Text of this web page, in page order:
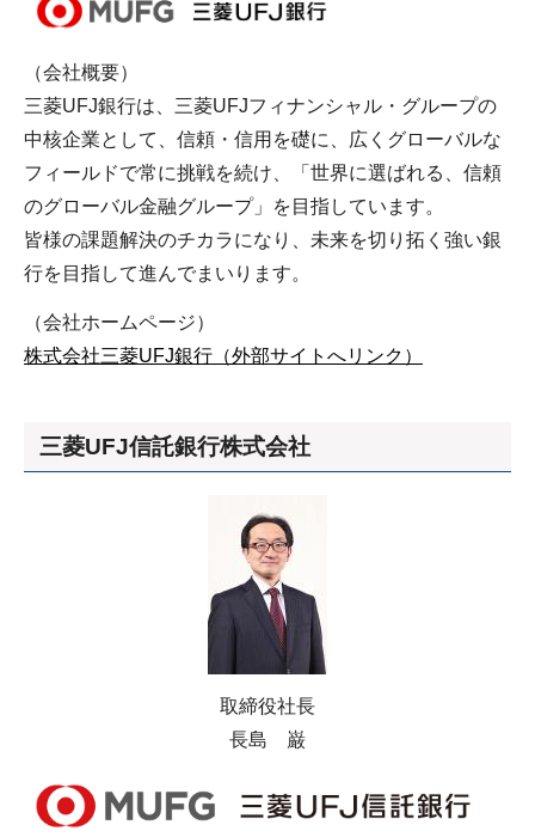
（会社概要）
三菱UFJ銀行は、三菱UFJフィナンシャル・グループの
中核企業として、信頼・信用を礎に、広くグローバルな
フィールドで常に挑戦を続け、「世界に選ばれる、信頼
のグローバル金融グループ」を目指しています。
皆様の課題解決のチカラになり、未来を切り拓く強い銀
行を目指して進んでまいります。
（会社ホームページ）
株式会社三菱UFJ銀行（外部サイトへリンク）
三菱UFJ信託銀行株式会社
取締役社長
長島 巌